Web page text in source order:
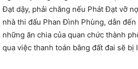
Đạt dậy, phải chăng nếu Phát Đạt vỡ
nhà thi đấu Phan Đình Phùng, dẫn
những ăn chia của quan chức thành
qua việc thanh toán bằng đất đai sẽ bị